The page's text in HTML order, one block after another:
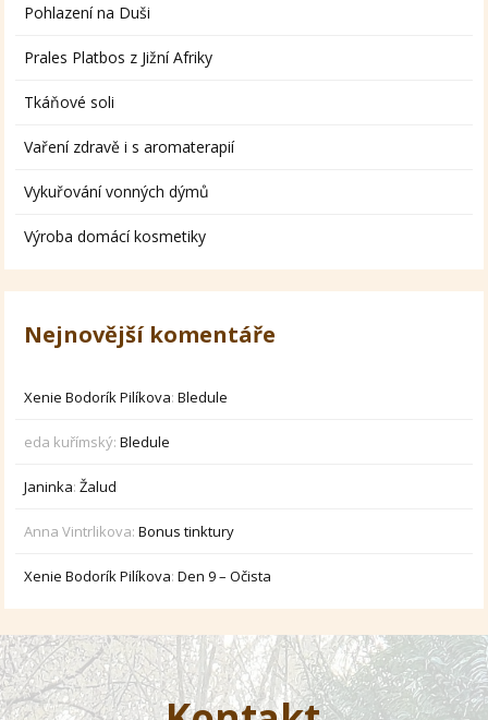
Pohlazení na Duši
Prales Platbos z Jižní Afriky
Tkáňové soli
Vaření zdravě i s aromaterapií
Vykuřování vonných dýmů
Výroba domácí kosmetiky
Nejnovější komentáře
Xenie Bodorík Pilíkova:Bledule
eda kuřímský:Bledule
Janinka:Žalud
Anna Vintrlikova:Bonus tinktury
Xenie Bodorík Pilíkova:Den 9 – Očista